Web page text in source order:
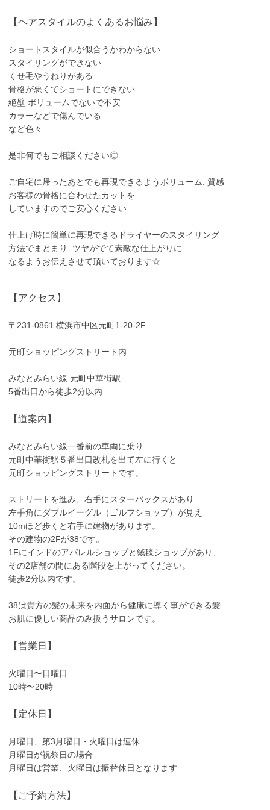
【ヘアスタイルのよくあるお悩み】
ショートスタイルが似合うかわからない
スタイリングができない
くせ毛やうねりがある
骨格が悪くてショートにできない
絶壁.ボリュームでないで不安
カラーなどで傷んでいる
など色々
是非何でもご相談ください◎
ご自宅に帰ったあとでも再現できるようボリューム. 質感
お客様の骨格に合わせたカットを
していますのでご安心ください
仕上げ時に簡単に再現できるドライヤーのスタイリング
方法でまとまり. ツヤがでて素敵な仕上がりに
なるようお伝えさせて頂いております☆
【アクセス】
〒231-0861 横浜市中区元町1-20-2F
元町ショッピングストリート内
みなとみらい線 元町中華街駅
5番出口から徒歩2分以内
【道案内】
みなとみらい線一番前の車両に乗り
元町中華街駅５番出口改札を出て左に行くと
元町ショッピングストリートです。
ストリートを進み、右手にスターバックスがあり
左手角にダブルイーグル（ゴルフショップ）が見え
10mほど歩くと右手に建物があります。
その建物の2Fが38です。
1Fにインドのアパレルショップと絨毯ショップがあり、
その2店舗の間にある階段を上がってください。
徒歩2分以内です。
38は貴方の髪の未来を内面から健康に導く事ができる髪
お肌に優しい商品のみ扱うサロンです。
【営業日】
火曜日〜日曜日
10時〜20時
【定休日】
月曜日、第3月曜日・火曜日は連休
月曜日が祝祭日の場合
月曜日は営業、火曜日は振替休日となります
【ご予約方法】